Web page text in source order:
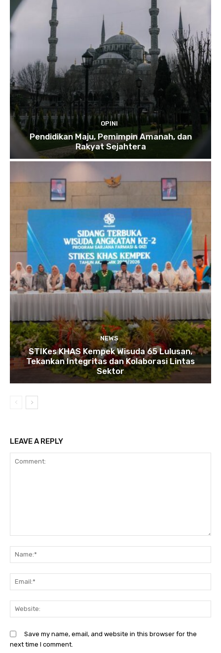
OPINI
Pendidikan Maju, Pemimpin Amanah, dan
Rakyat Sejahtera
NEWS
STIKes KHAS Kempek Wisuda 65 Lulusan,
Tekankan Integritas dan Kolaborasi Lintas
Sektor
LEAVE A REPLY
Save my name, email, and website in this browser for the
next time I comment.